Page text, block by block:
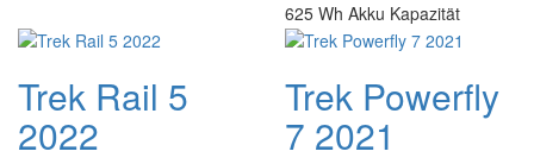
625 Wh Akku Kapazität
Trek Rail 5
2022
Trek Powerfly
7 2021